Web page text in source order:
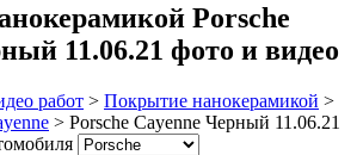
Porsche
11.06.21 фото и видео
работ > Покрытие нанокерамикой >
> Porsche Cayenne Черный 11.06.21